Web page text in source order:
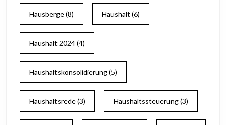
Hausberge(8) Haushalt (6)
Haushalt 2024(4)
Haushaltskonsolidierung(5)
Haushaltsrede(3) Haushaltssteuerung(3)